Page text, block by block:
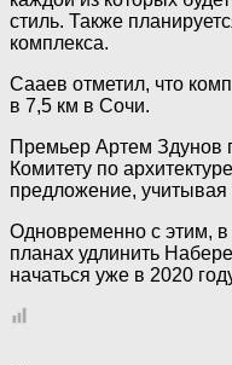
стиль. Также
комплекса.
Сааев отметил, что
в 7,5 км в Сочи.
Премьер Артем Здунов
Комитету по
предложение, учитывая
Одновременно с этим,
планах удлинить
начаться уже в 2020